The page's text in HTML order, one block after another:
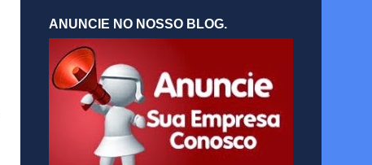
ANUNCIE NO NOSSO BLOG.